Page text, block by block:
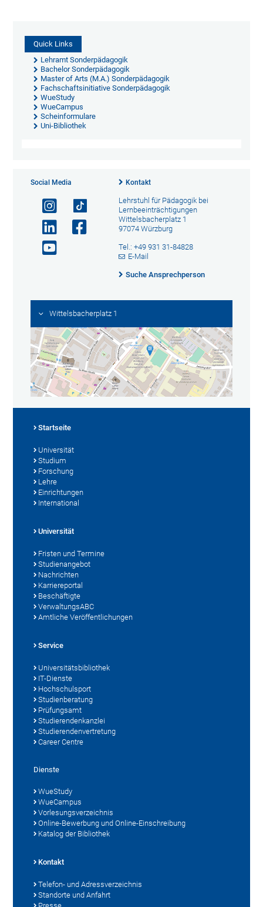
Quick Links
Lehramt Sonderpädagogik
Bachelor Sonderpädagogik
Master of Arts (M.A.) Sonderpädagogik
Fachschaftsinitiative Sonderpädagogik
WueStudy
WueCampus
Scheinformulare
Uni-Bibliothek
Social Media Kontakt
Lehrstuhl für Pädagogik bei
Lernbeeinträchtigungen
Wittelsbacherplatz 1
97074 Würzburg
Tel.: +49 931 31-84828
E-Mail
Suche Ansprechperson
Wittelsbacherplatz 1
Startseite
Universität
Studium
Forschung
Lehre
Einrichtungen
International
Universität
Fristen und Termine
Studienangebot
Nachrichten
Karriereportal
Beschäftigte
VerwaltungsABC
Amtliche Veröffentlichungen
Service
Universitätsbibliothek
IT-Dienste
Hochschulsport
Studienberatung
Prüfungsamt
Studierendenkanzlei
Studierendenvertretung
Career Centre
Dienste
WueStudy
WueCampus
Vorlesungsverzeichnis
Online-Bewerbung und Online-Einschreibung
Katalog der Bibliothek
Kontakt
Telefon- und Adressverzeichnis
Standorte und Anfahrt